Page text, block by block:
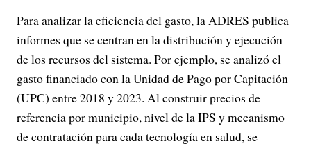
Para analizar la eficiencia del gasto, la ADRES publica
informes que se centran en la distribución y ejecución
de los recursos del sistema. Por ejemplo, se analizó el
gasto financiado con la Unidad de Pago por Capitación
(UPC) entre 2018 y 2023. Al construir precios de
referencia por municipio, nivel de la IPS y mecanismo
de contratación para cada tecnología en salud, se